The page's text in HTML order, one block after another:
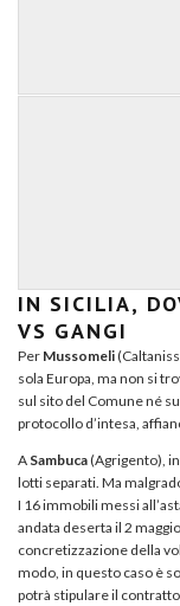
IN SICILIA,
VS GANGI
Per Mussomeli
sola Europa, ma non si
sul sito del Comune né
protocollo d’intesa,
A Sambuca(Agrigento),
lotti separati. Ma
I 16 immobili messi
andata deserta il 2
concretizzazione della
modo, in questo caso è
potrà stipulare il